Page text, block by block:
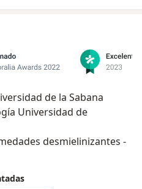
de la Sabana
Universidad de
desmielinizantes -